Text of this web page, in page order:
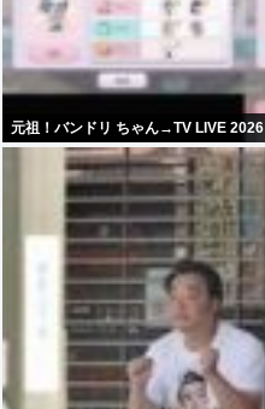
元祖！バンドリ ちゃん→TV LIVE 2026